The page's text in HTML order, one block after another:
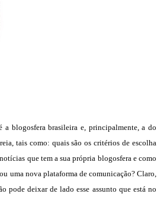
blogosfera brasileira e, principalmente, a do
tais como: quais são os critérios de escolha
que tem a sua própria blogosfera e como
uma nova plataforma de comunicação? Claro,
pode deixar de lado esse assunto que está no